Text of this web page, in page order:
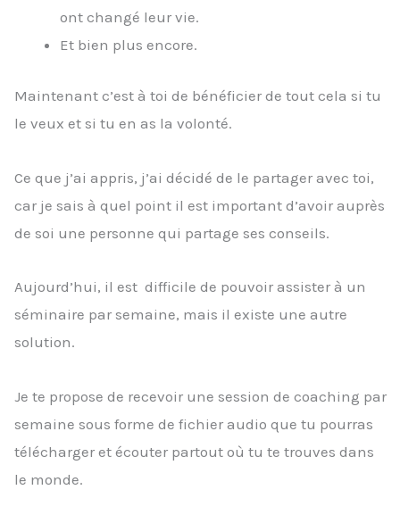
ont changé leur vie.
Et bien plus encore.
Maintenant c’est à toi de bénéficier de tout cela si tu
le veux et si tu en as la volonté.
Ce que j’ai appris, j’ai décidé de le partager avec toi,
car je sais à quel point il est important d’avoir auprès
de soi une personne qui partage ses conseils.
Aujourd’hui, il est difficile de pouvoir assister à un
séminaire par semaine, mais il existe une autre
solution.
Je te propose de recevoir une session de coaching par
semaine sous forme de fichier audio que tu pourras
télécharger et écouter partout où tu te trouves dans
le monde.